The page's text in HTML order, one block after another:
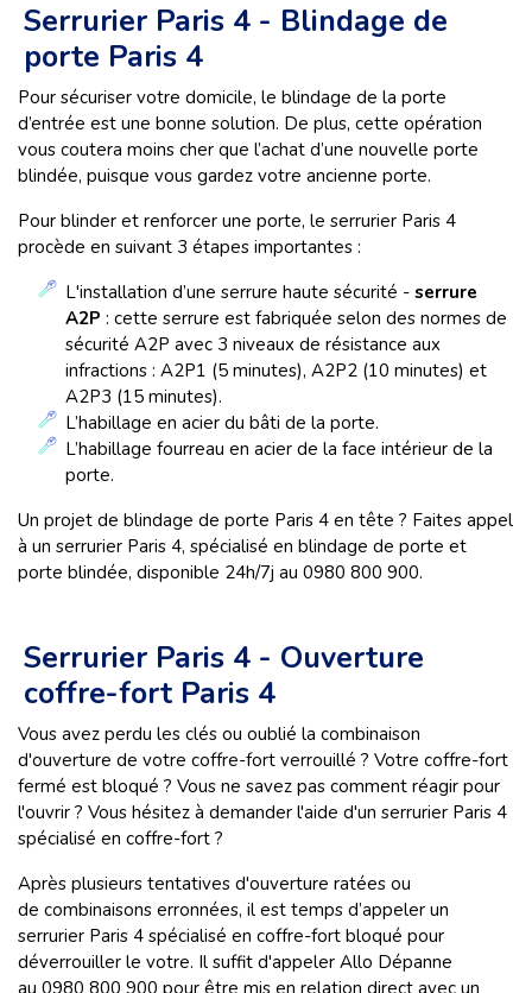
Serrurier Paris 4 - Blindage de
porte Paris 4
Pour sécuriser votre domicile, le blindage de la porte
d’entrée est une bonne solution. De plus, cette opération
vous coutera moins cher que l’achat d’une nouvelle porte
blindée, puisque vous gardez votre ancienne porte.
Pour blinder et renforcer une porte, le serrurier Paris 4
procède en suivant 3 étapes importantes :
L'installation d’une serrure haute sécurité - serrure
A2P : cette serrure est fabriquée selon des normes de
sécurité A2P avec 3 niveaux de résistance aux
infractions : A2P1 (5 minutes), A2P2 (10 minutes) et
A2P3 (15 minutes).
L’habillage en acier du bâti de la porte.
L’habillage fourreau en acier de la face intérieur de la
porte.
Un projet de blindage de porte Paris 4 en tête ? Faites appel
à un serrurier Paris 4, spécialisé en blindage de porte et
porte blindée, disponible 24h/7j au 0980 800 900.
Serrurier Paris 4 - Ouverture
coffre-fort Paris 4
Vous avez perdu les clés ou oublié la combinaison
d'ouverture de votre coffre-fort verrouillé ? Votre coffre-fort
fermé est bloqué ? Vous ne savez pas comment réagir pour
l'ouvrir ? Vous hésitez à demander l'aide d'un serrurier Paris 4
spécialisé en coffre-fort ?
Après plusieurs tentatives d'ouverture ratées ou
de combinaisons erronnées, il est temps d’appeler un
serrurier Paris 4 spécialisé en coffre-fort bloqué pour
déverrouiller le votre. Il suffit d'appeler Allo Dépanne
au 0980 800 900 pour être mis en relation direct avec un